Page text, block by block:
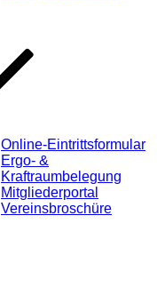
Online-Eintrittsformular
Ergo- &
Kraftraumbelegung
Mitgliederportal
Vereinsbroschüre